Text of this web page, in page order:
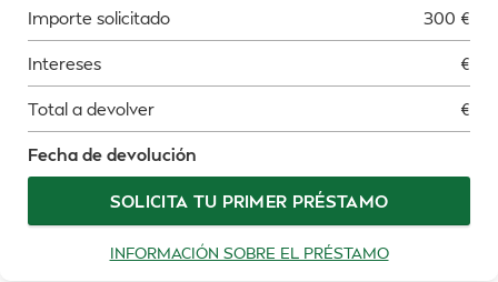
Importe solicitado 300 €
Intereses €
Total a devolver €
Fecha de devolución
SOLICITA TU PRIMER PRÉSTAMO
INFORMACIÓN SOBRE EL PRÉSTAMO